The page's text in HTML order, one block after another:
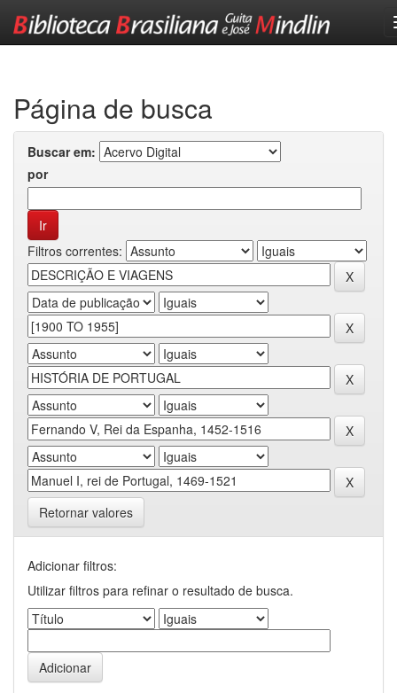
Página de busca
Buscar em:
por
Filtros correntes:
Retornar valores
Adicionar filtros:
Utilizar filtros para refinar o resultado de busca.